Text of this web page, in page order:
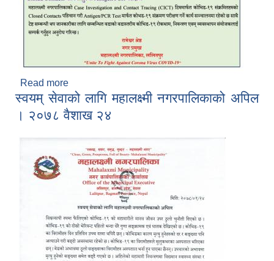
Read more
संक्रमण रोकथाम तथा नियन्त्रणका लागि सञ्चालनमा
ल्याएका निःशुल्क सेवाहरू ।
स्वयम् सेवाको लागि महालक्ष्मी नगरपालिकाको अपिल
। २०७८ वैशाख २४